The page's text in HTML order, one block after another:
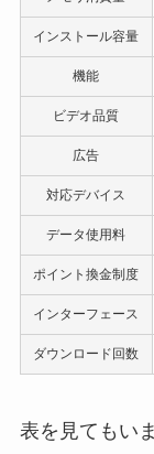
インストール容量
機能
ビデオ品質
広告
対応デバイス
データ使用料
ポイント換金制度
インターフェース
ダウンロード回数
表を見てもい